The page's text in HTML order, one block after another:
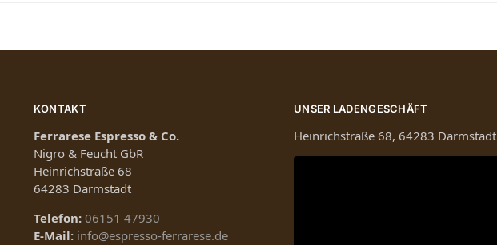
KONTAKT
Ferrarese Espresso & Co.
Nigro & Feucht GbR
Heinrichstraße 68
64283 Darmstadt
Telefon: 06151 47930
E-Mail: info@espresso-ferrarese.de
UNSER LADENGESCHÄFT
Heinrichstraße 68, 64283 Darmstadt